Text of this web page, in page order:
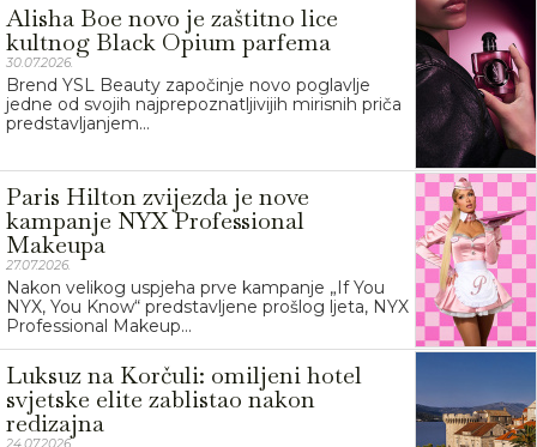
Alisha Boe novo je zaštitno lice
kultnog Black Opium parfema
30.07.2026.
Brend YSL Beauty započinje novo poglavlje
jedne od svojih najprepoznatljivijih mirisnih priča
predstavljanjem...
Paris Hilton zvijezda je nove
kampanje NYX Professional
Makeupa
27.07.2026.
Nakon velikog uspjeha prve kampanje „If You
NYX, You Know“ predstavljene prošlog ljeta, NYX
Professional Makeup...
Luksuz na Korčuli: omiljeni hotel
svjetske elite zablistao nakon
redizajna
24.07.2026.